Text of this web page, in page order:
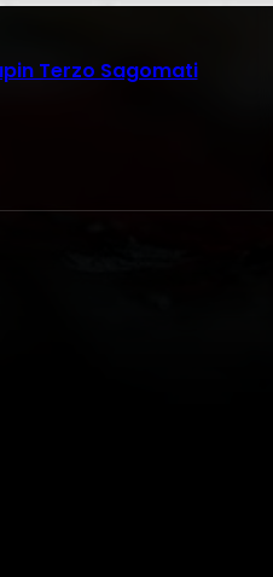
Terzo Sagomati